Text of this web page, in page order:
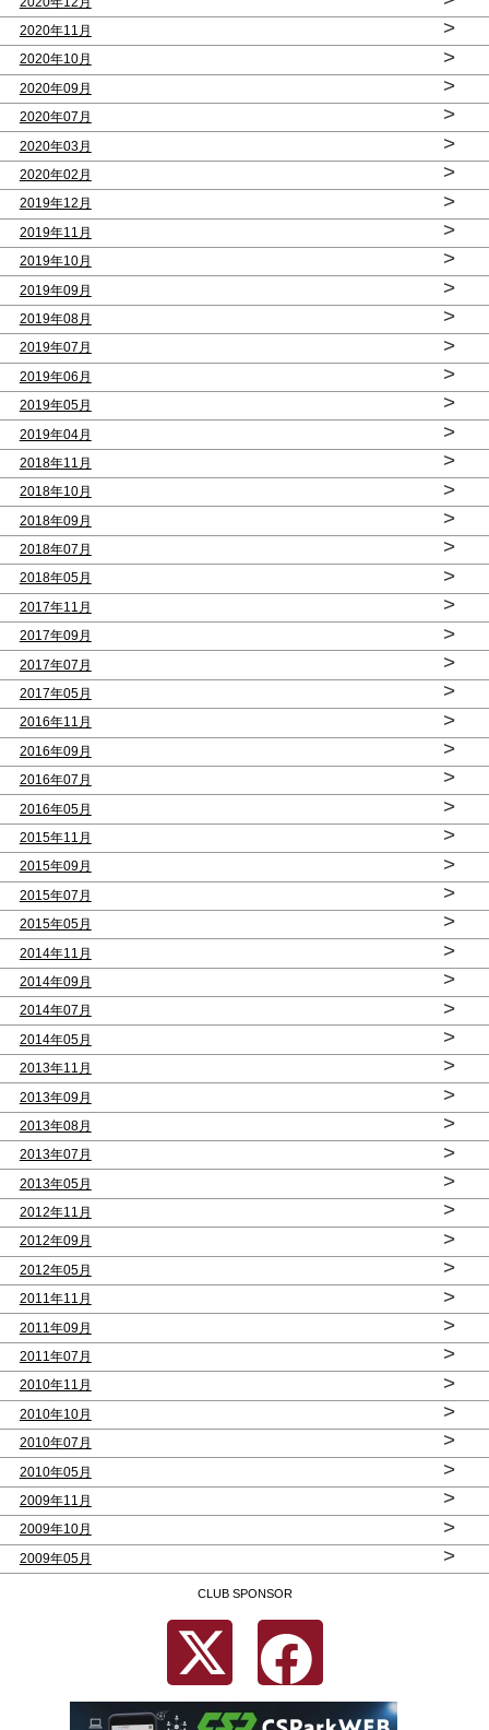
2020年11月 >
2020年10月 >
2020年09月 >
2020年07月 >
2020年03月 >
2020年02月 >
2019年12月 >
2019年11月 >
2019年10月 >
2019年09月 >
2019年08月 >
2019年07月 >
2019年06月 >
2019年05月 >
2019年04月 >
2018年11月 >
2018年10月 >
2018年09月 >
2018年07月 >
2018年05月 >
2017年11月 >
2017年09月 >
2017年07月 >
2017年05月 >
2016年11月 >
2016年09月 >
2016年07月 >
2016年05月 >
2015年11月 >
2015年09月 >
2015年07月 >
2015年05月 >
2014年11月 >
2014年09月 >
2014年07月 >
2014年05月 >
2013年11月 >
2013年09月 >
2013年08月 >
2013年07月 >
2013年05月 >
2012年11月 >
2012年09月 >
2012年05月 >
2011年11月 >
2011年09月 >
2011年07月 >
2010年11月 >
2010年10月 >
2010年07月 >
2010年05月 >
2009年11月 >
2009年10月 >
2009年05月 >
CLUB SPONSOR